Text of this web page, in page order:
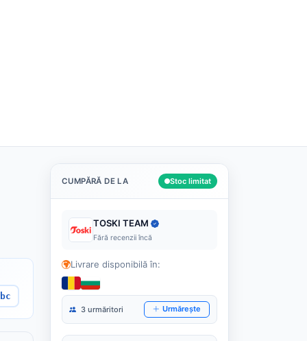
CUMPĂRĂ DE LA Stoc limitat
TOSKI TEAM
Fără recenzii încă
Livrare disponibilă în:
3 urmăritori Urmărește